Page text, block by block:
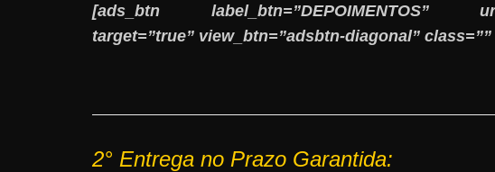
[ads_btn label_btn=”DEPOIMENTOS”
target=”true” view_btn=”adsbtn-diagonal”
2° Entrega no Prazo Garantida: